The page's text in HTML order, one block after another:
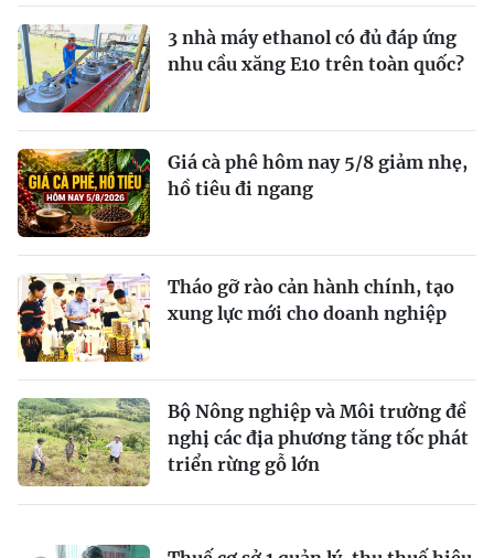
3 nhà máy ethanol có đủ đáp ứng
nhu cầu xăng E10 trên toàn quốc?
Giá cà phê hôm nay 5/8 giảm nhẹ,
hồ tiêu đi ngang
Tháo gỡ rào cản hành chính, tạo
xung lực mới cho doanh nghiệp
Bộ Nông nghiệp và Môi trường đề
nghị các địa phương tăng tốc phát
triển rừng gỗ lớn